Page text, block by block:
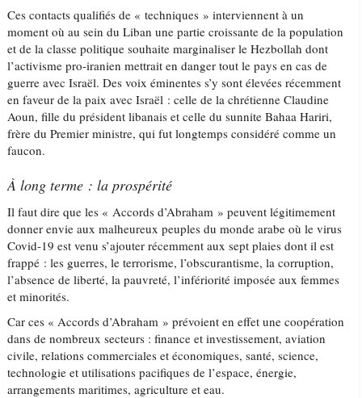
Ces contacts qualifiés de « techniques » interviennent à un
moment où au sein du Liban une partie croissante de la population
et de la classe politique souhaite marginaliser le Hezbollah dont
l’activisme pro-iranien mettrait en danger tout le pays en cas de
guerre avec Israël. Des voix éminentes s’y sont élevées récemment
en faveur de la paix avec Israël : celle de la chrétienne Claudine
Aoun, fille du président libanais et celle du sunnite Bahaa Hariri,
frère du Premier ministre, qui fut longtemps considéré comme un
faucon.
À long terme : la prospérité
Il faut dire que les « Accords d’Abraham » peuvent légitimement
donner envie aux malheureux peuples du monde arabe où le virus
Covid-19 est venu s’ajouter récemment aux sept plaies dont il est
frappé : les guerres, le terrorisme, l’obscurantisme, la corruption,
l’absence de liberté, la pauvreté, l’infériorité imposée aux femmes
et minorités.
Car ces « Accords d’Abraham » prévoient en effet une coopération
dans de nombreux secteurs : finance et investissement, aviation
civile, relations commerciales et économiques, santé, science,
technologie et utilisations pacifiques de l’espace, énergie,
arrangements maritimes, agriculture et eau.